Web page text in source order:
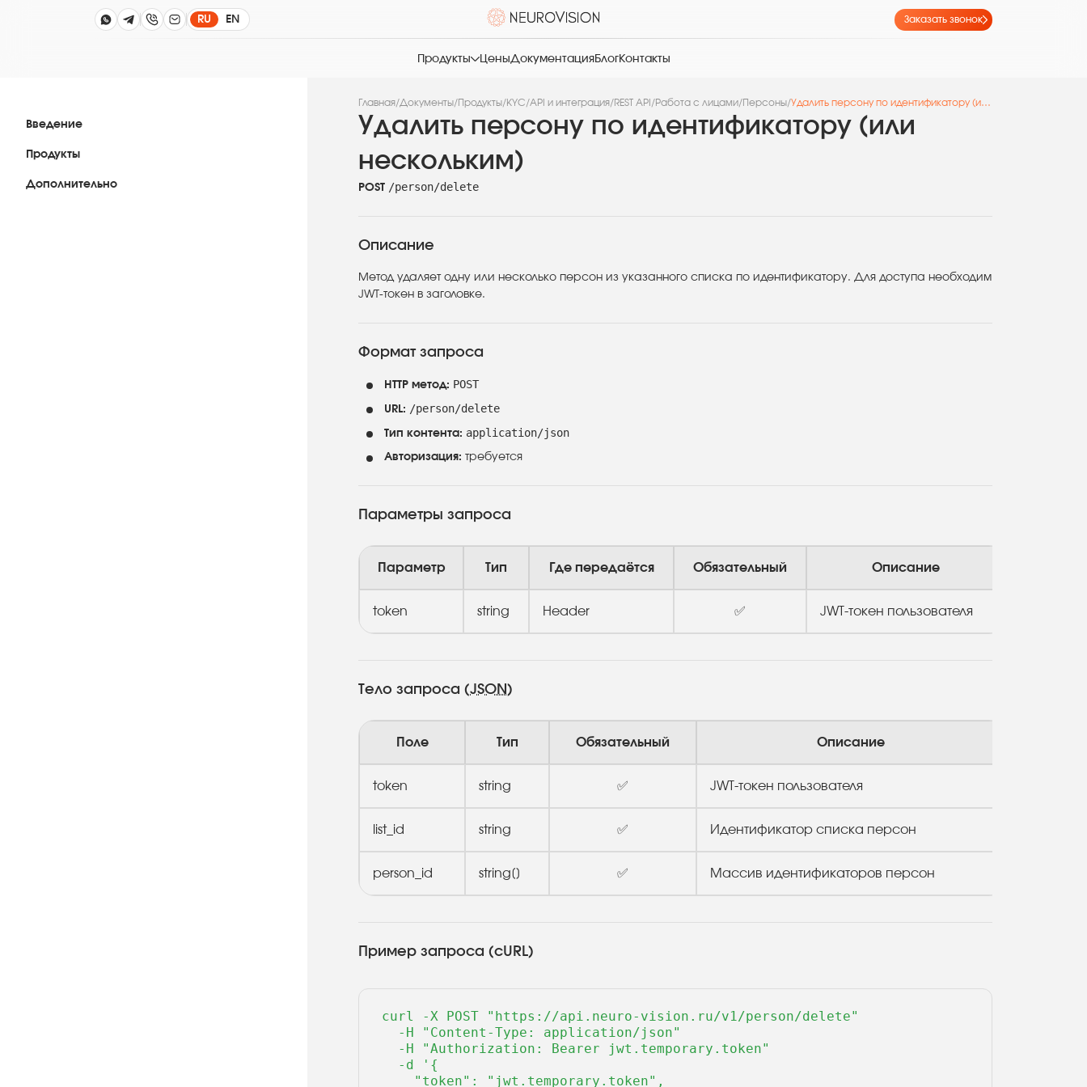
RU EN Заказать звонок
Продукты ЦеныДокументацияБлогКонтакты
Введение
Продукты
Дополнительно
Главная/Документы/Продукты/KYC/API и интеграция/REST API /Работа с лицами/Персоны/ Удалить персону по идентификатору (или нескольким)
Удалить персону по идентификатору (или
нескольким)
POST /person/delete
Описание
Метод удаляет одну или несколько персон из указанного списка по идентификатору. Для доступа необходим
JWT-токен в заголовке.
Формат запроса
HTTP метод: POST
URL: /person/delete
Тип контента: application/json
Авторизация: требуется
Параметры запроса
Параметр Тип Где передаётся Обязательный Описание
token string Header ✅ JWT-токен пользователя
Тело запроса (JSON)
Поле Тип Обязательный Описание
token string ✅ JWT-токен пользователя
list_id string ✅ Идентификатор списка персон
person_id string[] ✅ Массив идентификаторов персон
Пример запроса (cURL)
curl -X POST "https://api.neuro-vision.ru/v1/person/delete"
  -H "Content-Type: application/json"
  -H "Authorization: Bearer jwt.temporary.token"
  -d '{
    "token": "jwt.temporary.token",